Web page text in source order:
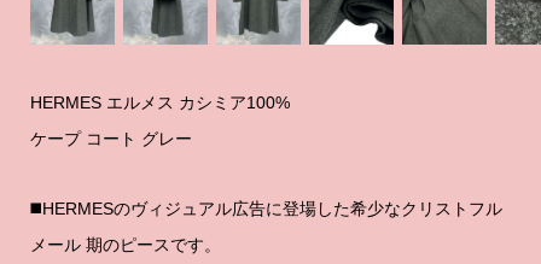
HERMES エルメス カシミア100%
ケープ コート グレー
◼️HERMESのヴィジュアル広告に登場した希少なクリストフル
メール 期のピースです。